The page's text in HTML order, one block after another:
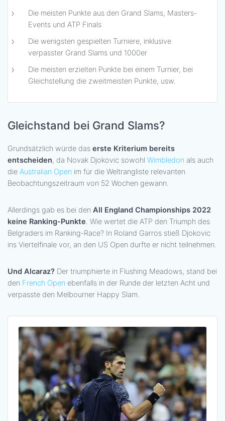
Die meisten Punkte aus den Grand Slams, Masters-
Events und ATP Finals
Die wenigsten gespielten Turniere, inklusive
verpasster Grand Slams und 1000er
Die meisten erzielten Punkte bei einem Turnier, bei
Gleichstellung die zweitmeisten Punkte, usw.
Gleichstand bei Grand Slams?
Grundsätzlich würde das erste Kriterium bereits
entscheiden, da Novak Djokovic sowohl Wimbledon als auch
die Australian Open im für die Weltrangliste relevanten
Beobachtungszeitraum von 52 Wochen gewann.
Allerdings gab es bei den All England Championships 2022
keine Ranking-Punkte. Wie wertet die ATP den Triumph des
Belgraders im Ranking-Race? In Roland Garros stieß Djokovic
ins Viertelfinale vor, an den US Open durfte er nicht teilnehmen.
Und Alcaraz? Der triumphierte in Flushing Meadows, stand bei
den French Open ebenfalls in der Runde der letzten Acht und
verpasste den Melbourner Happy Slam.